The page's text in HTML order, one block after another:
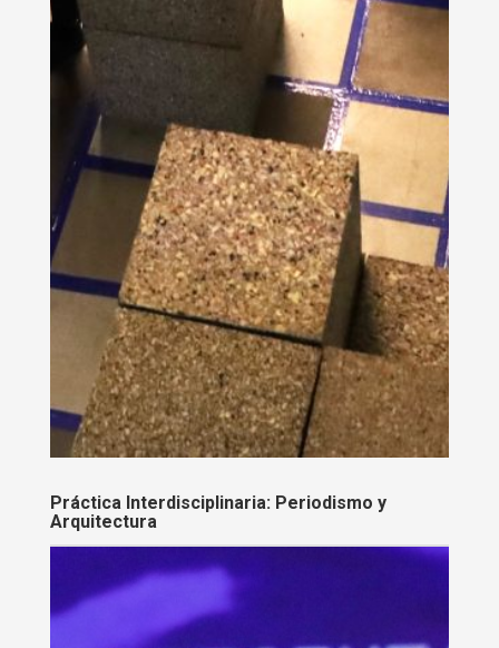
Práctica Interdisciplinaria: Periodismo y
Arquitectura